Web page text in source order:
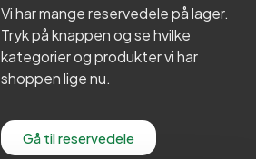
Vi har mange reservedele på lager.
Tryk på knappen og se hvilke
kategorier og produkter vi har
shoppen lige nu.
Gå til reservedele